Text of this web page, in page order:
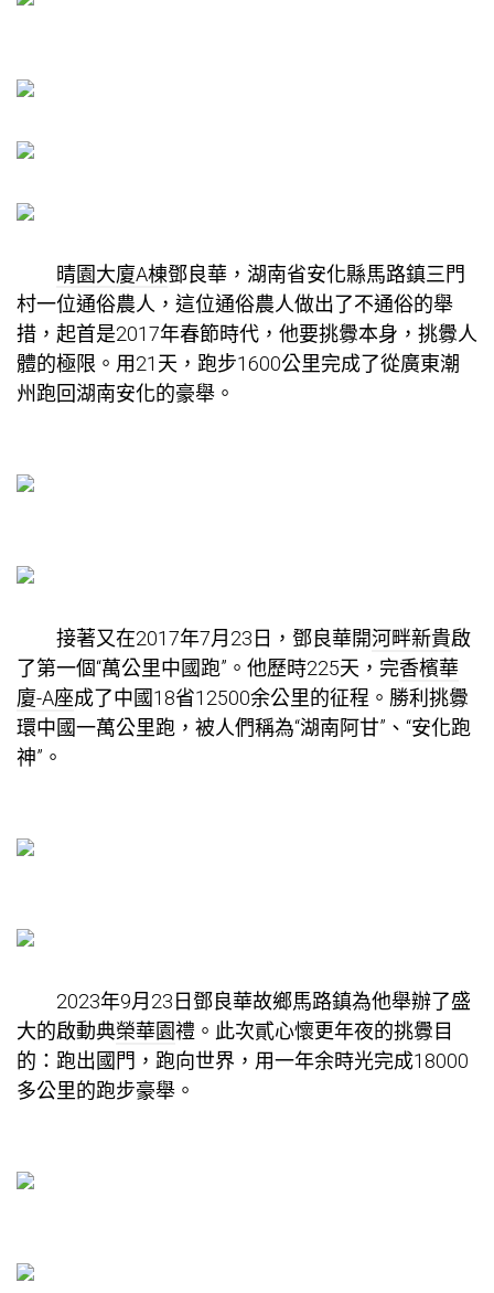
晴園大廈A棟鄧良華，湖南省安化縣馬路鎮三門
村一位通俗農人，這位通俗農人做出了不通俗的舉
措，起首是2017年春節時代，他要挑釁本身，挑釁人
體的極限。用21天，跑步1600公里完成了從廣東潮
州跑回湖南安化的豪舉。
接著又在2017年7月23日，鄧良華開河畔新貴啟
了第一個“萬公里中國跑”。他歷時225天，完香檳華
廈-A座成了中國18省12500余公里的征程。勝利挑釁
環中國一萬公里跑，被人們稱為“湖南阿甘”、“安化跑
神”。
2023年9月23日鄧良華故鄉馬路鎮為他舉辦了盛
大的啟動典榮華園禮。此次貳心懷更年夜的挑釁目
的：跑出國門，跑向世界，用一年余時光完成18000
多公里的跑步豪舉。